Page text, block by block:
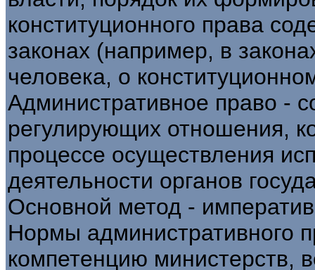
конституционного права
законах (например, в
человека, о
Административное право -
регулирующих отношения,
процессе осуществления
деятельности органов
Основной метод -
Нормы административного
компетенцию министерств,